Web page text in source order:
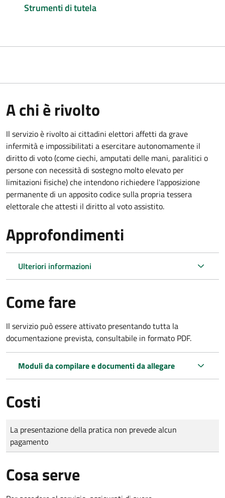
Strumenti di tutela
A chi è rivolto
Il servizio è rivolto ai cittadini elettori affetti da grave
infermità e impossibilitati a esercitare autonomamente il
diritto di voto (come ciechi, amputati delle mani, paralitici o
persone con necessità di sostegno molto elevato per
limitazioni fisiche) che intendono richiedere l'apposizione
permanente di un apposito codice sulla propria tessera
elettorale che attesti il diritto al voto assistito.
Approfondimenti
Ulteriori informazioni
Come fare
Il servizio può essere attivato presentando tutta la
documentazione prevista, consultabile in formato PDF.
Moduli da compilare e documenti da allegare
Costi
Tipo di pagamento
Importo
La presentazione della pratica non prevede alcun
pagamento
Cosa serve